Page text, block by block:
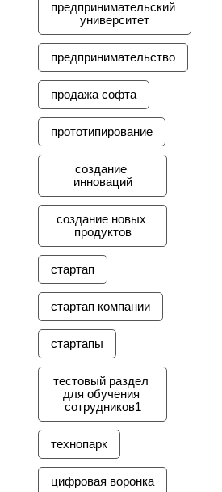
предпринимательский
университет
предпринимательство
продажа софта
прототипирование
создание
инноваций
создание новых
продуктов
стартап
стартап компании
стартапы
тестовый раздел
для обучения
сотрудников1
технопарк
цифровая воронка